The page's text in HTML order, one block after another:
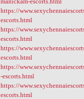
https://
escorts.html
https://
escorts.html
https://
escorts.html
https://
-escorts.html
https://
escorts.html